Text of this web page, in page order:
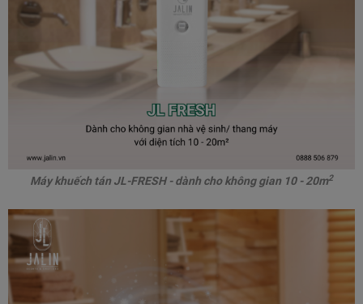
Máy khuếch tán JL-FRESH - dành cho không gian 10 - 20m2